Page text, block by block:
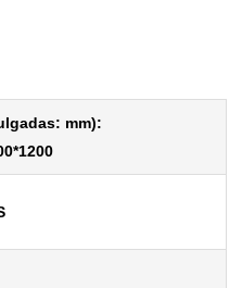
mm):